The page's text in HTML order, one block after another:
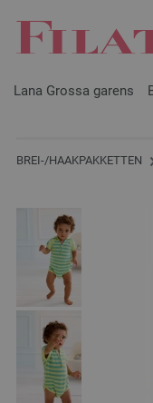
Lana Grossa garens
BREI-/HAAKPAKKETTEN